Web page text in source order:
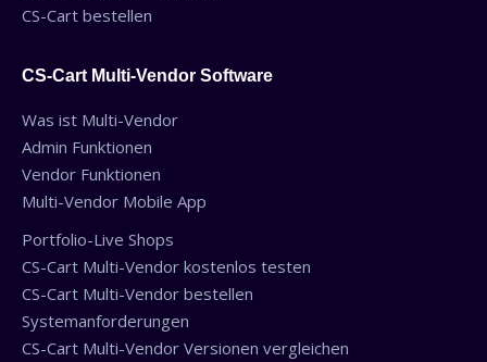
CS-Cart bestellen
CS-Cart Multi-Vendor Software
Was ist Multi-Vendor
Admin Funktionen
Vendor Funktionen
Multi-Vendor Mobile App
Portfolio-Live Shops
CS-Cart Multi-Vendor kostenlos testen
CS-Cart Multi-Vendor bestellen
Systemanforderungen
CS-Cart Multi-Vendor Versionen vergleichen